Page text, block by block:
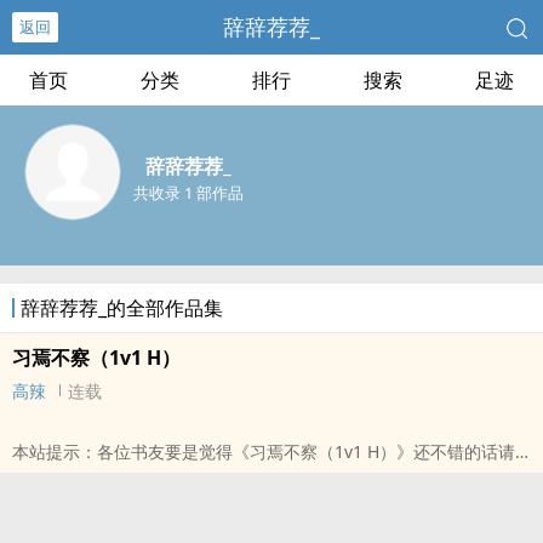
返回 辞辞荐荐_
首页 分类 排行 搜索 足迹
辞辞荐荐_
共收录 1 部作品
辞辞荐荐_的全部作品集
习焉不察（1v1 H）
高辣 连载
本站提示：各位书友要是觉得《习焉不察（1v1 H）》还不错的话请